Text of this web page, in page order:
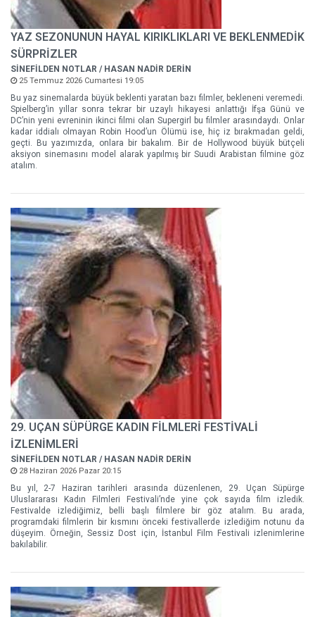
YAZ SEZONUNUN HAYAL KIRIKLIKLARI VE BEKLENMEDİK
SÜRPRİZLER
SİNEFİLDEN NOTLAR / HASAN NADİR DERİN
25 Temmuz 2026 Cumartesi 19:05
Bu yaz sinemalarda büyük beklenti yaratan bazı filmler, bekleneni veremedi.
Spielberg’in yıllar sonra tekrar bir uzaylı hikayesi anlattığı İfşa Günü ve
DC’nin yeni evreninin ikinci filmi olan Supergirl bu filmler arasındaydı. Onlar
kadar iddialı olmayan Robin Hood’un Ölümü ise, hiç iz bırakmadan geldi,
geçti. Bu yazımızda, onlara bir bakalım. Bir de Hollywood büyük bütçeli
aksiyon sinemasını model alarak yapılmış bir Suudi Arabistan filmine göz
atalım.
29. UÇAN SÜPÜRGE KADIN FİLMLERİ FESTİVALİ
İZLENİMLERİ
SİNEFİLDEN NOTLAR / HASAN NADİR DERİN
28 Haziran 2026 Pazar 20:15
Bu yıl, 2-7 Haziran tarihleri arasında düzenlenen, 29. Uçan Süpürge
Uluslararası Kadın Filmleri Festivali’nde yine çok sayıda film izledik.
Festivalde izlediğimiz, belli başlı filmlere bir göz atalım. Bu arada,
programdaki filmlerin bir kısmını önceki festivallerde izlediğim notunu da
düşeyim. Örneğin, Sessiz Dost için, İstanbul Film Festivali izlenimlerine
bakılabilir.